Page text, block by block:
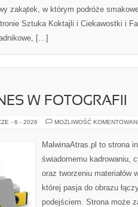
zakątek, w którym podróże
Sztuka Koktajli i Ciekawostki i
[…]
W FOTOGRAFII
- 6 - 2026 MOŻLIWOŚĆ
MalwinaAtras.pl to strona
świadomemu kadrowaniu,
oraz tworzeniu materiałów
której pasja do obrazu
podejściem. Strona może